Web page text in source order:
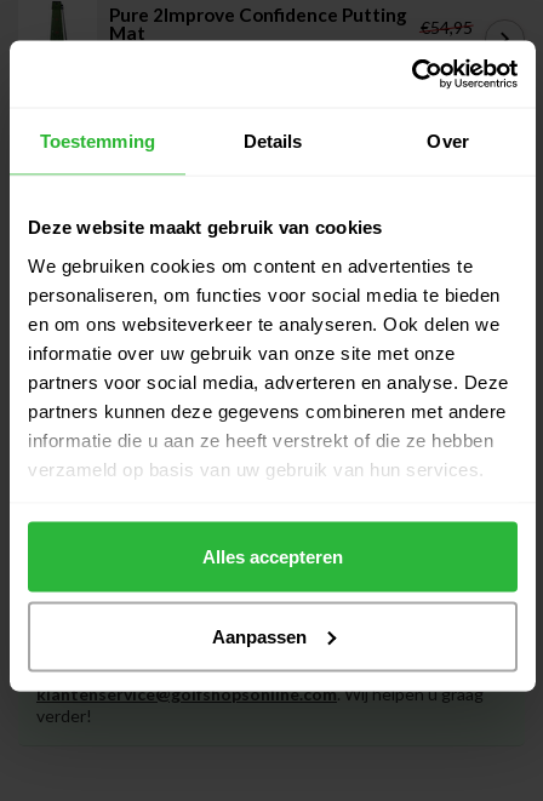
Toestemming Details Over
Deze website maakt gebruik van cookies
We gebruiken cookies om content en advertenties te
personaliseren, om functies voor social media te bieden
en om ons websiteverkeer te analyseren. Ook delen we
informatie over uw gebruik van onze site met onze
partners voor social media, adverteren en analyse. Deze
partners kunnen deze gegevens combineren met andere
informatie die u aan ze heeft verstrekt of die ze hebben
verzameld op basis van uw gebruik van hun services.
Alles accepteren
Aanpassen
Pure 2Improve Confidence Putting
Mat
€54,95
Putt Path Putt Training
Pure 2Improve Putting Mat 5.0
Op voorraad
€119,95
Golf Grip Trainer
Op voorraad
€9,95
Heeft u vragen over het product?
Of heeft u hulp nodig bij het bestellen? Neem gerust contact
op met onze experts via
klantenservice@golfshopsonline.com. Wij helpen u graag
verder!